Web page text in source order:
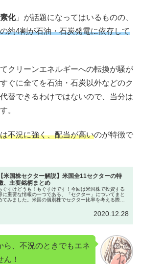
化」が話題になってはいるものの、
約4割が石油・石炭発電に依存して
クリーンエネルギーへの転換が騒が
ぐに全てを石油・石炭以外などのク
替できるわけではないので、当分は
。
不況に強く、配当が高いのが特徴で
【米国株セクター解説】米国全11セクターの特
、主要銘柄まとめ
ぐすけどうも！もぐすけです！今回は米国株で投資する
に重要な情報の一つである、「セクター」についてまと
てみました。米国の個別株でセクター比率を考える際に
2020.12.28
ら、不況のときでもエネ
！